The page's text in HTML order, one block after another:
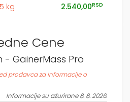
kg 2.540,00RSD
Cene
- GainerMass Pro
prodavca za informacije o
Informacije su ažurirane 8. 8. 2026.